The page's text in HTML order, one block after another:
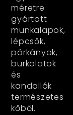
méretre
gyártott
munkalapok,
lépcsők,
párkányok,
burkolatok
és
kandallók
természetes
kőből.